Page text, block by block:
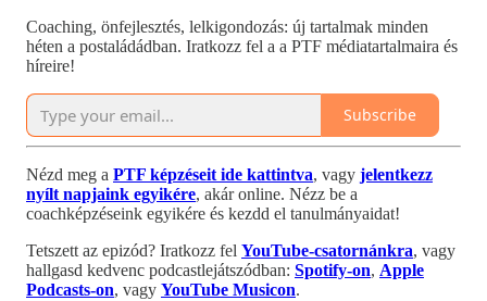
Coaching, önfejlesztés, lelkigondozás: új tartalmak minden
héten a postaládádban. Iratkozz fel a a PTF médiatartalmaira és
híreire!
Subscribe
Nézd meg a PTF képzéseit ide kattintva, vagy jelentkezz
nyílt napjaink egyikére, akár online. Nézz be a
coachképzéseink egyikére és kezdd el tanulmányaidat!
Tetszett az epizód? Iratkozz fel YouTube-csatornánkra, vagy
hallgasd kedvenc podcastlejátszódban: Spotify-on, Apple
Podcasts-on, vagy YouTube Musicon.